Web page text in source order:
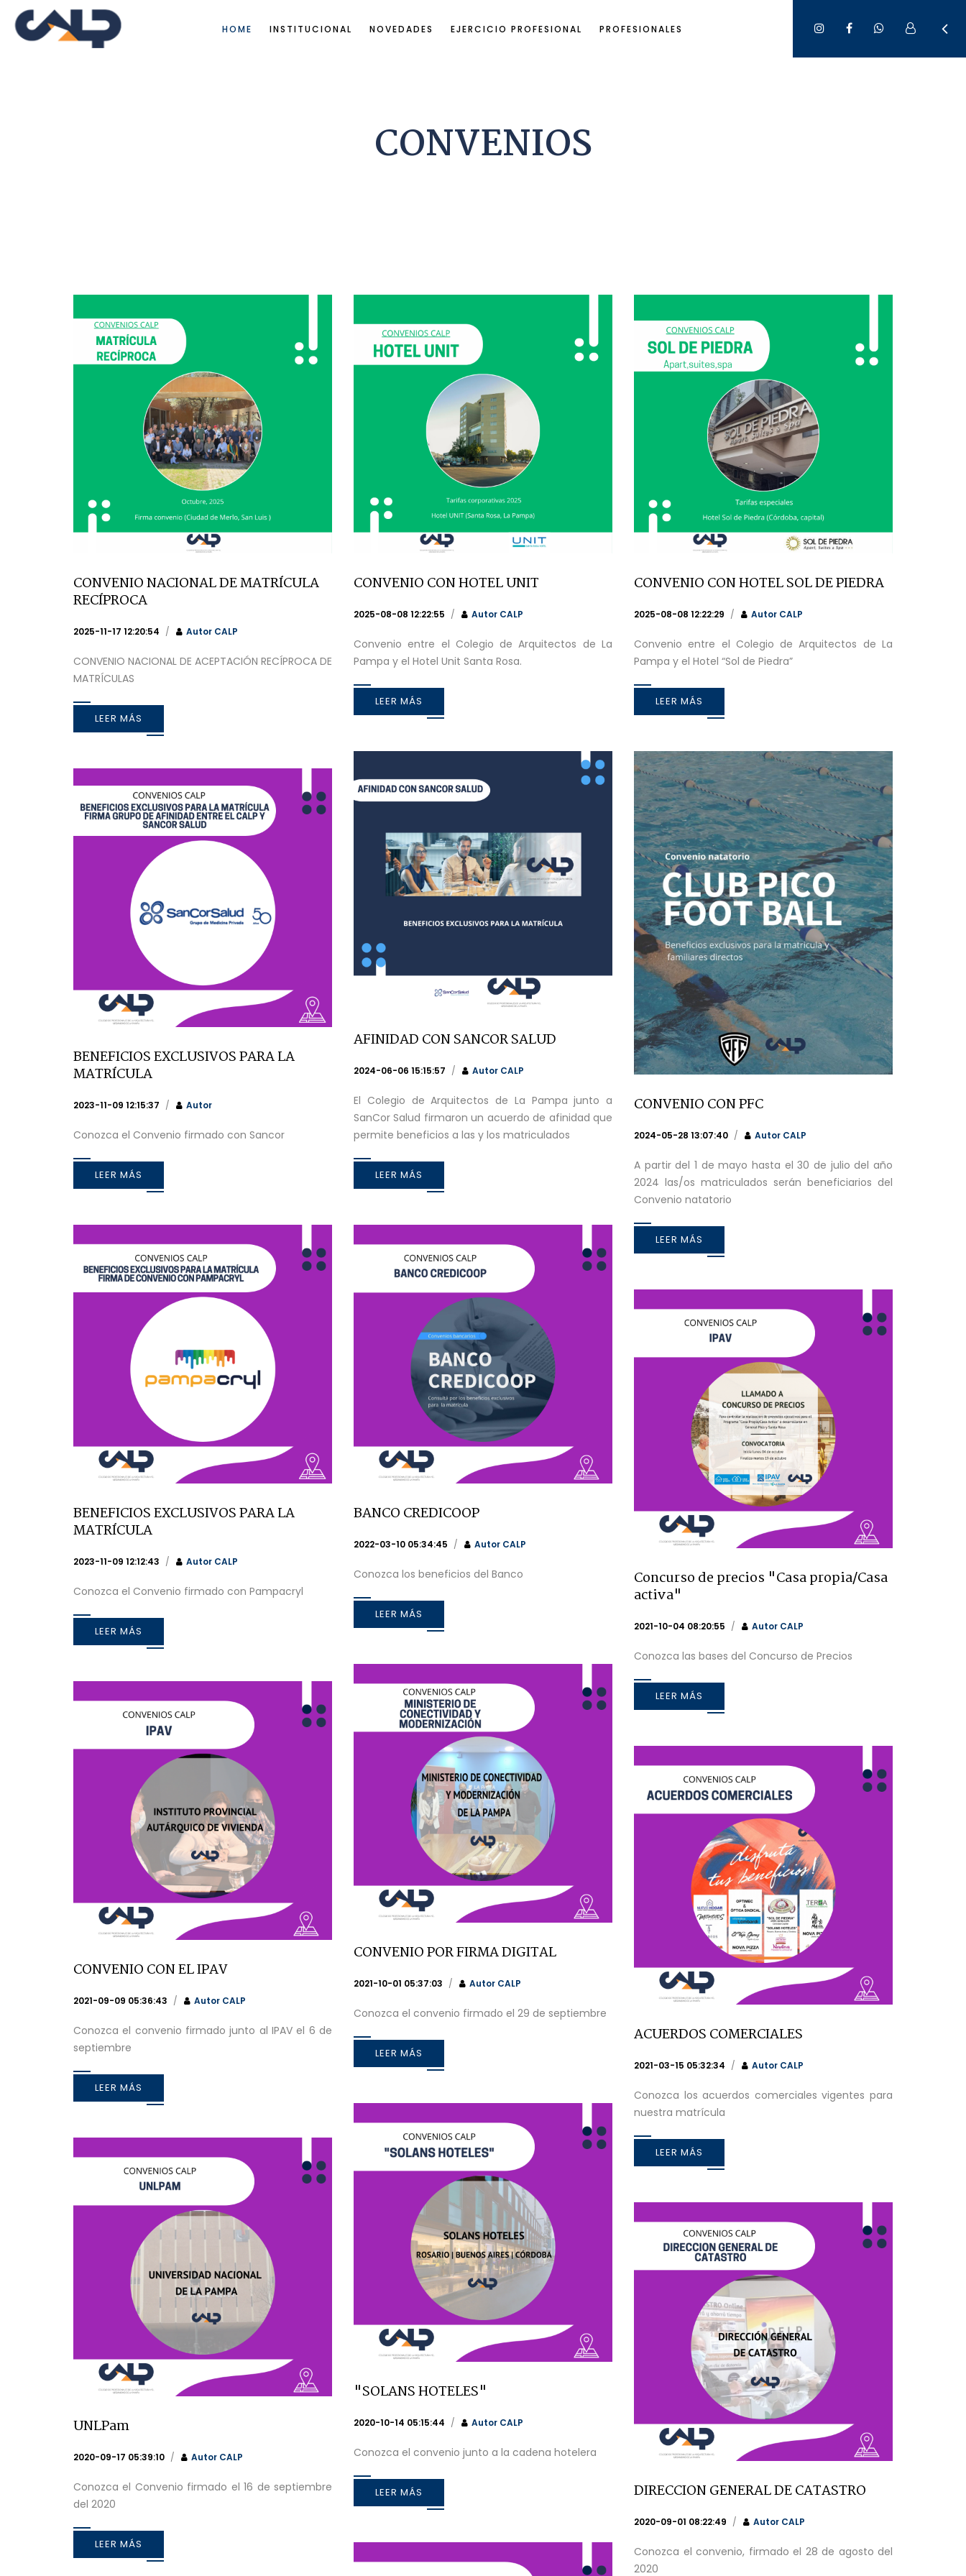
HOME INSTITUCIONAL NOVEDADES EJERCICIO PROFESIONAL PROFESIONALES
CONVENIOS
CONVENIO NACIONAL DE MATRÍCULA
RECÍPROCA
2025-11-17 12:20:54 Autor CALP
CONVENIO NACIONAL DE ACEPTACIÓN RECÍPROCA DE
MATRÍCULAS
LEER MÁS
CONVENIO CON HOTEL UNIT
2025-08-08 12:22:55 Autor CALP
Convenio entre el Colegio de Arquitectos de La
Pampa y el Hotel Unit Santa Rosa.
LEER MÁS
CONVENIO CON HOTEL SOL DE PIEDRA
2025-08-08 12:22:29 Autor CALP
Convenio entre el Colegio de Arquitectos de La
Pampa y el Hotel “Sol de Piedra”
LEER MÁS
AFINIDAD CON SANCOR SALUD
2024-06-06 15:15:57 Autor CALP
El Colegio de Arquitectos de La Pampa junto a
SanCor Salud firmaron un acuerdo de afinidad que
permite beneficios a las y los matriculados
LEER MÁS
CONVENIO CON PFC
2024-05-28 13:07:40 Autor CALP
A partir del 1 de mayo hasta el 30 de julio del año
2024 las/os matriculados serán beneficiarios del
Convenio natatorio
LEER MÁS
BENEFICIOS EXCLUSIVOS PARA LA
MATRÍCULA
2023-11-09 12:15:37 Autor
Conozca el Convenio firmado con Sancor
LEER MÁS
BENEFICIOS EXCLUSIVOS PARA LA
MATRÍCULA
2023-11-09 12:12:43 Autor CALP
Conozca el Convenio firmado con Pampacryl
LEER MÁS
BANCO CREDICOOP
2022-03-10 05:34:45 Autor CALP
Conozca los beneficios del Banco
LEER MÁS
Concurso de precios "Casa propia/Casa
activa"
2021-10-04 08:20:55 Autor CALP
Conozca las bases del Concurso de Precios
LEER MÁS
CONVENIO POR FIRMA DIGITAL
2021-10-01 05:37:03 Autor CALP
Conozca el convenio firmado el 29 de septiembre
LEER MÁS
CONVENIO CON EL IPAV
2021-09-09 05:36:43 Autor CALP
Conozca el convenio firmado junto al IPAV el 6 de
septiembre
LEER MÁS
ACUERDOS COMERCIALES
2021-03-15 05:32:34 Autor CALP
Conozca los acuerdos comerciales vigentes para
nuestra matrícula
LEER MÁS
"SOLANS HOTELES"
2020-10-14 05:15:44 Autor CALP
Conozca el convenio junto a la cadena hotelera
LEER MÁS
UNLPam
2020-09-17 05:39:10 Autor CALP
Conozca el Convenio firmado el 16 de septiembre
del 2020
LEER MÁS
DIRECCION GENERAL DE CATASTRO
2020-09-01 08:22:49 Autor CALP
Conozca el convenio, firmado el 28 de agosto del
2020